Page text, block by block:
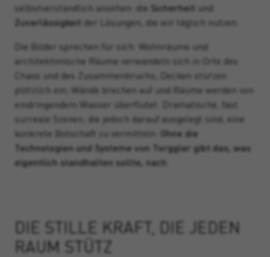
selbstverständlich ansehen: die Sicherheit und
Zuverlässigkeit der Lösungen, die wir täglich nutzen.
Die Bilder sprechen für sich: Wohnräume und
architektonische Räume verwandeln sich in Orte des
Chaos und des Zusammenbruchs; Decken stürzen
plötzlich ein; Wände brechen auf und Räume werden von
eindringendem Wasser überflutet. Dramatische, fast
surreale Szenen, die jedoch darauf ausgelegt sind, eine
konkrete Botschaft zu vermitteln:
Ohne die
Technologien und Systeme von Torggler gibt das, was
eigentlich standhalten sollte, nach
DIE STILLE KRAFT, DIE JEDEN
RAUM STÜTZ